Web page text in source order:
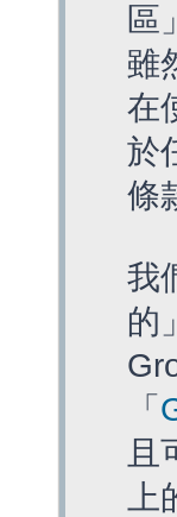
區
雖
在
於
條
我
的
「
且